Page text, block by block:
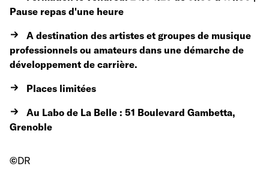
Pause repas d'une heure
A destination des artistes et groupes de musique
professionnels ou amateurs dans une démarche de
développement de carrière.
Places limitées
Au Labo de La Belle : 51 Boulevard Gambetta,
Grenoble
©DR